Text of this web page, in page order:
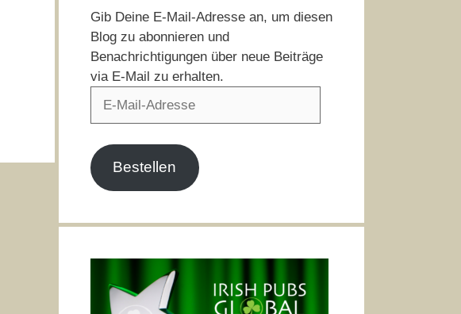
Gib Deine E-Mail-Adresse an, um diesen
Blog zu abonnieren und
Benachrichtigungen über neue Beiträge
via E-Mail zu erhalten.
Bestellen